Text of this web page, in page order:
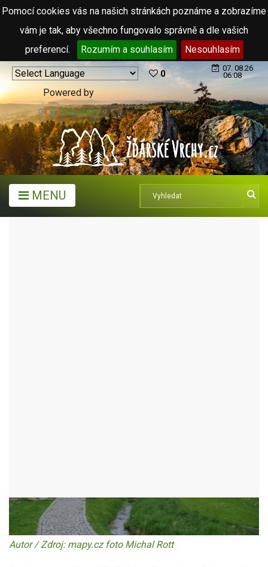
Pomocí cookies vás na našich stránkách poznáme a zobrazíme
vám je tak, aby všechno fungovalo správně a dle vašich
preferencí.
Rozumím a souhlasím Nesouhlasím
Powered by
Translate
0
07. 08.26
06:08
MENU
Autor / Zdroj: mapy.cz foto Michal Rott